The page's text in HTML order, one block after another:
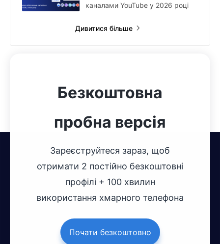
каналами YouTube у 2026 році
Дивитися більше
Безкоштовна
пробна версія
Зареєструйтеся зараз, щоб
отримати 2 постійно безкоштовні
профілі + 100 хвилин
використання хмарного телефона
Почати безкоштовно